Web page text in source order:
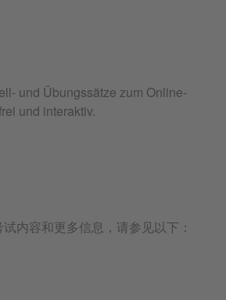
und Übungssätze zum Online-
und interaktiv.
内容和更多信息，请参见以下：